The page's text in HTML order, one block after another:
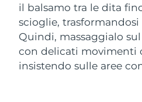
il balsamo tra le dita
scioglie,
Quindi, massaggialo
con delicati movimenti
insistendo sulle aree